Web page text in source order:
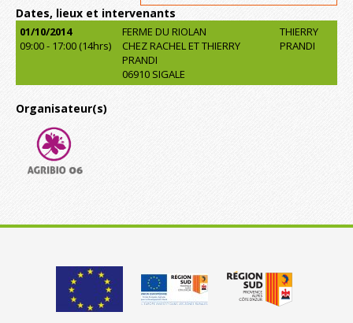
Dates, lieux et intervenants
01/10/2014
09:00 - 17:00 (14hrs)
FERME DU RIOLAN
CHEZ RACHEL ET THIERRY
PRANDI
06910 SIGALE
THIERRY
PRANDI
Organisateur(s)